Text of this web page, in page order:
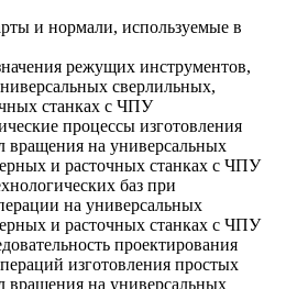
и нормали, используемые в
режущих инструментов,
сверлильных,
станках с ЧПУ
процессы изготовления
вращения на универсальных
и расточных станках с ЧПУ
баз при
на универсальных
и расточных станках с ЧПУ
проектирования
изготовления простых
вращения на универсальных